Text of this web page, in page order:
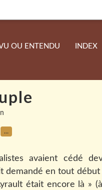
OU ENTENDU INDEX
…
avaient cédé
demandé en tout début
était encore là »